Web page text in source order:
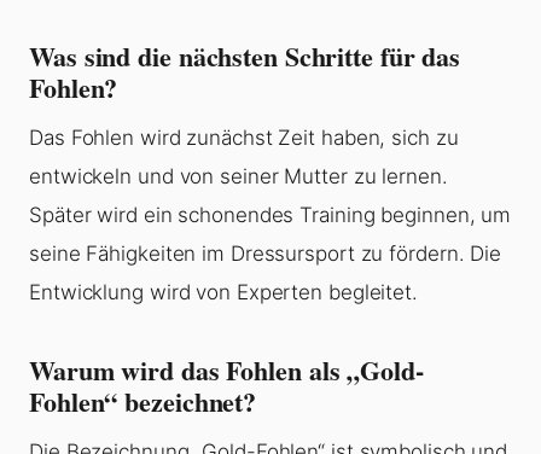
Was sind die nächsten Schritte für das
Fohlen?
Das Fohlen wird zunächst Zeit haben, sich zu
entwickeln und von seiner Mutter zu lernen.
Später wird ein schonendes Training beginnen, um
seine Fähigkeiten im Dressursport zu fördern. Die
Entwicklung wird von Experten begleitet.
Warum wird das Fohlen als „Gold-
Fohlen“ bezeichnet?